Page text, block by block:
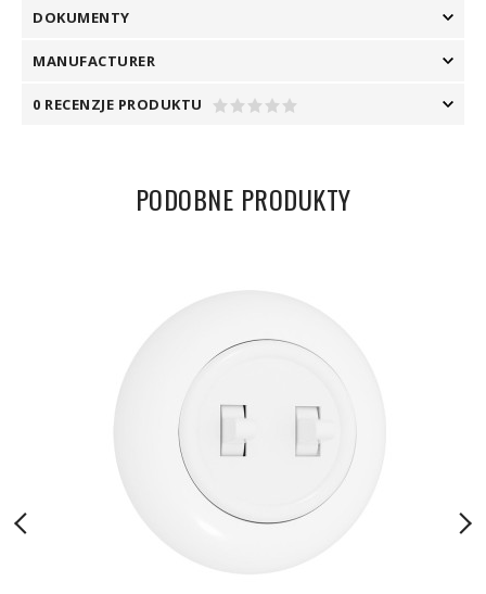
DOKUMENTY
MANUFACTURER
0 RECENZJE PRODUKTU
PODOBNE PRODUKTY